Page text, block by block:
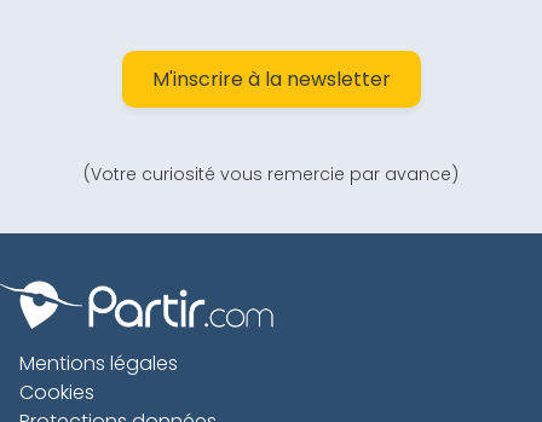
M'inscrire à la newsletter
(Votre curiosité vous remercie par avance)
Mentions légales
Cookies